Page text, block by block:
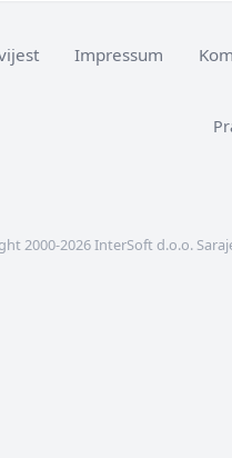
Impressum
2000-2026 InterSoft d.o.o.